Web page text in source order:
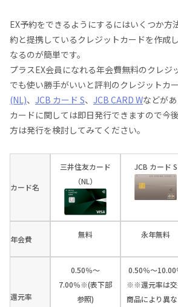
EX予約をできるようにするにはいくつか方
約と提携しているクレジットカードを作成
なるのが簡単です。
プラスEX会員になれる年会費無料のクレジ
でも使い勝手がいいと評判のクレジットカ
(NL)、 JCB カード S、 JCB CARD Wなどが
カードに関しては即日発行できますので今
方は発行を検討してみてください。
カード名
三井住友カード
（NL）
JCB カード S
年会費 無料 永年無料
還元率
0.50％～
7.00％※(表下部
参照)
0.50％～10.00
※※還元率は
商品により異な